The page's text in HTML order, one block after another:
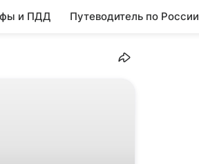
и ПДД Путеводитель по России